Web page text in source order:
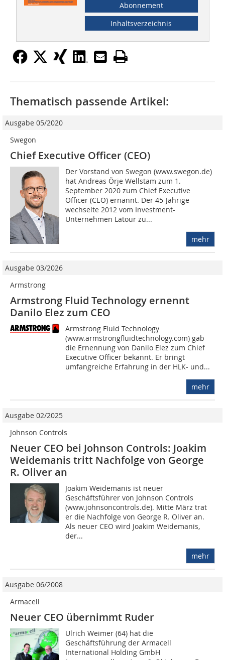
Abonnement
Inhaltsverzeichnis
Thematisch passende Artikel:
Ausgabe 05/2020
Swegon
Chief Executive Officer (CEO)
Der Vorstand von Swegon (www.swegon.de)
hat Andreas Örje Wellstam zum 1.
September 2020 zum Chief Executive
Officer (CEO) ernannt. Der 45-Jährige
wechselte 2012 vom Investment-
Unternehmen Latour zu...
mehr
Ausgabe 03/2026
Armstrong
Armstrong Fluid Technology ernennt
Danilo Elez zum CEO
Armstrong Fluid Technology
(www.armstrongfluidtechnology.com) gab
die Ernennung von Danilo Elez zum Chief
Executive Officer bekannt. Er bringt
umfangreiche Erfahrung in der HLK- und...
mehr
Ausgabe 02/2025
Johnson Controls
Neuer CEO bei Johnson Controls: Joakim
Weidemanis tritt Nachfolge von George
R. Oliver an
Joakim Weidemanis ist neuer
Geschäftsführer von Johnson Controls
(www.johnsoncontrols.de). Mitte März trat
er die Nachfolge von George R. Oliver an.
Als neuer CEO wird Joakim Weidemanis,
der...
mehr
Ausgabe 06/2008
Armacell
Neuer CEO übernimmt Ruder
Ulrich Weimer (64) hat die
Geschäftsführung der Armacell
International Hol­ding GmbH